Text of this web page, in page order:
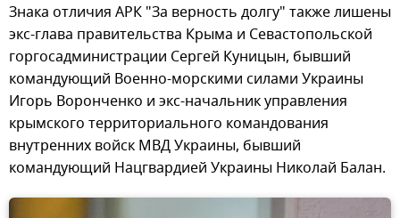
Знака отличия АРК "За верность долгу" также лишены
экс-глава правительства Крыма и Севастопольской
горгосадминистрации Сергей Куницын, бывший
командующий Военно-морскими силами Украины
Игорь Воронченко и экс-начальник управления
крымского территориального командования
внутренних войск МВД Украины, бывший
командующий Нацгвардией Украины Николай Балан.